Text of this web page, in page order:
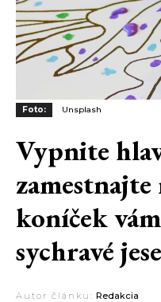
Foto: Unsplash
Vypnite
koníček
sychravé
Autor článku: Redakcia